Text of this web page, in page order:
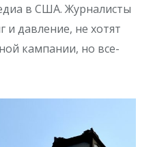
в США. Журналисты
и давление, не хотят
кампании, но все-